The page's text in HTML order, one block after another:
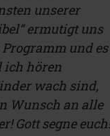
unserer
ermutigt uns
und es
ich hören
wach sind,
Wunsch an alle
Gott segne